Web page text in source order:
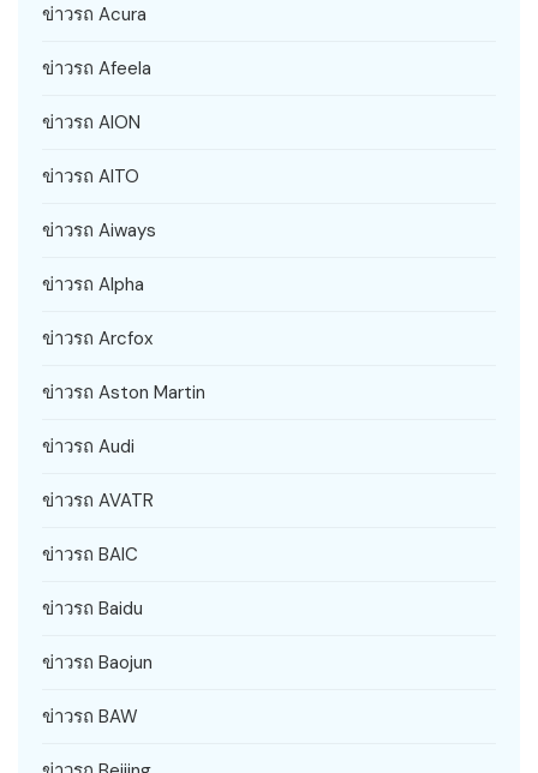
ข่าวรถ Acura
ข่าวรถ Afeela
ข่าวรถ AION
ข่าวรถ AITO
ข่าวรถ Aiways
ข่าวรถ Alpha
ข่าวรถ Arcfox
ข่าวรถ Aston Martin
ข่าวรถ Audi
ข่าวรถ AVATR
ข่าวรถ BAIC
ข่าวรถ Baidu
ข่าวรถ Baojun
ข่าวรถ BAW